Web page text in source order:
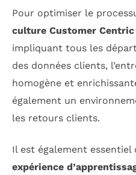
Pour optimiser le
culture Customer Centric
impliquant tous les
des données clients,
homogène et
également un
les retours clients.
Il est également
expérience